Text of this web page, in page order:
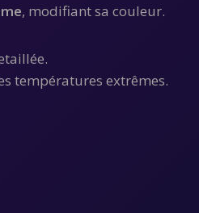
, modifiant sa couleur.
températures extrêmes.